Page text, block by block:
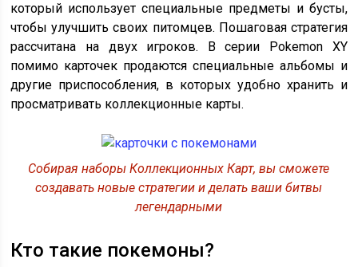
который использует специальные предметы и бусты,
чтобы улучшить своих питомцев. Пошаговая стратегия
рассчитана на двух игроков. В серии Pokemon XY
помимо карточек продаются специальные альбомы и
другие приспособления, в которых удобно хранить и
просматривать коллекционные карты.
Собирая наборы Коллекционных Карт, вы сможете
создавать новые стратегии и делать ваши битвы
легендарными
Кто такие покемоны?